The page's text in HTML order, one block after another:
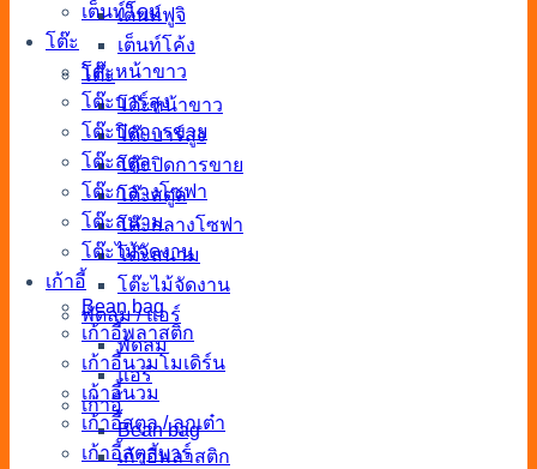
เต็นท์ฟูจิ
เต็นท์โค้ง
โต๊ะ
โต๊ะหน้าขาว
โต๊ะบาร์สูง
โต๊ะปิดการขาย
โต๊ะสตูล
โต๊ะกลางโซฟา
โต๊ะสนาม
โต๊ะไม้จัดงาน
พัดลม / แอร์
พัดลม
แอร์
เก้าอี้
Bean bag
เก้าอี้พลาสติก
เต็นท์โดม
โต๊ะ
โต๊ะหน้าขาว
โต๊ะบาร์สูง
โต๊ะปิดการขาย
โต๊ะสตูล
โต๊ะกลางโซฟา
โต๊ะสนาม
โต๊ะไม้จัดงาน
เก้าอี้
Bean bag
เก้าอี้พลาสติก
เก้าอี้นวมโมเดิร์น
เก้าอี้นวม
เก้าอี้สตูล / ลูกเต๋า
เก้าอี้สตูลบาร์